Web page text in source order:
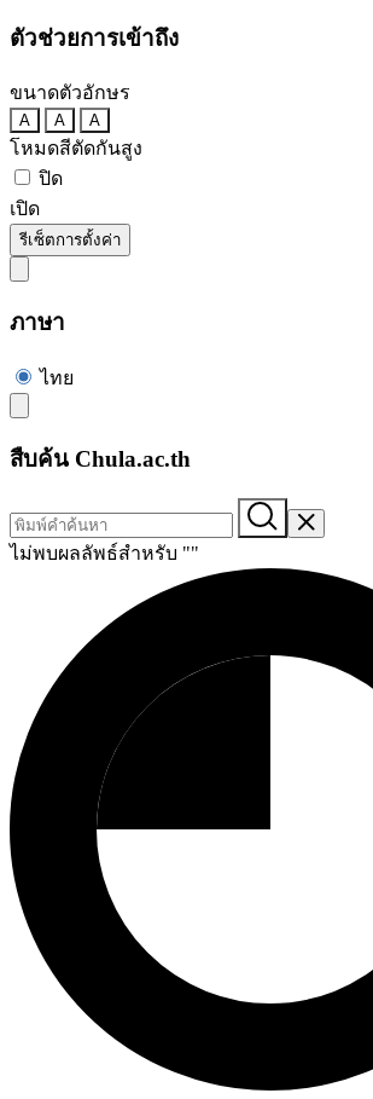
ตัวช่วยการเข้าถึง
ขนาดตัวอักษร
A A A
โหมดสีตัดกันสูง
ปิด
เปิด
รีเซ็ตการตั้งค่า
ภาษา
ไทย
สืบค้น Chula.ac.th
ไม่พบผลลัพธ์สำหรับ ""